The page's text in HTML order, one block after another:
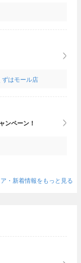
ずはモール店
ンペーン！
・新着情報をもっと見る